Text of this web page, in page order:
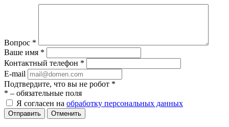
Вопрос *
Ваше имя *
Контактный телефон *
E-mail
Подтвердите, что вы не робот *
* – обязательные поля
Я согласен на обработку персональных данных
Отменить